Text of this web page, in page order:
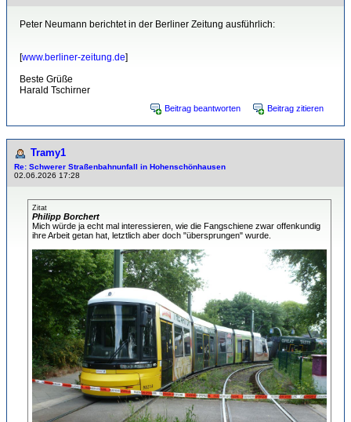
Peter Neumann berichtet in der Berliner Zeitung ausführlich:
[www.berliner-zeitung.de]
Beste Grüße
Harald Tschirner
Beitrag beantworten Beitrag zitieren
Tramy1
Re: Schwerer Straßenbahnunfall in Hohenschönhausen
02.06.2026 17:28
Zitat
Philipp Borchert
Mich würde ja echt mal interessieren, wie die Fangschiene zwar offenkundig
ihre Arbeit getan hat, letztlich aber doch "übersprungen" wurde.